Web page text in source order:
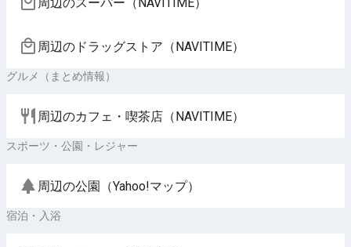
周辺のドラッグストア（NAVITIME）
グルメ（まとめ情報）
周辺のカフェ・喫茶店（NAVITIME）
スポーツ・公園・レジャー
周辺の公園（Yahoo!マップ）
宿泊・入浴